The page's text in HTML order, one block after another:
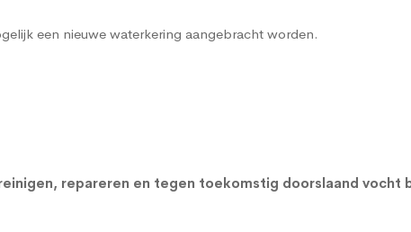
een nieuwe waterkering aangebracht worden.
repareren en tegen toekomstig doorslaand vocht